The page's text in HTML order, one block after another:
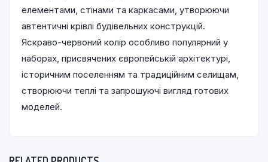
елементами, стінами та каркасами, утворюючи
автентичні крівлі будівельних конструкцій.
Яскраво-червоний колір особливо популярний у
наборах, присвячених європейській архітектурі,
історичним поселенням та традиційним селищам,
створюючи теплі та запрошуючі вигляд готових
моделей.